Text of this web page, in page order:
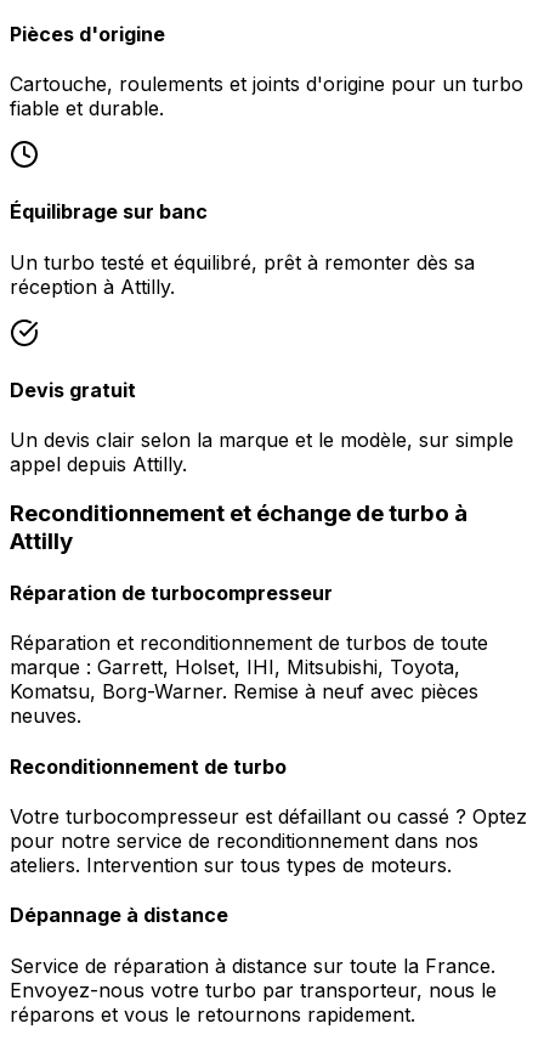
Pièces d'origine
Cartouche, roulements et joints d'origine pour un turbo
fiable et durable.
Équilibrage sur banc
Un turbo testé et équilibré, prêt à remonter dès sa
réception à Attilly.
Devis gratuit
Un devis clair selon la marque et le modèle, sur simple
appel depuis Attilly.
Reconditionnement et échange de turbo à
Attilly
Réparation de turbocompresseur
Réparation et reconditionnement de turbos de toute
marque : Garrett, Holset, IHI, Mitsubishi, Toyota,
Komatsu, Borg-Warner. Remise à neuf avec pièces
neuves.
Reconditionnement de turbo
Votre turbocompresseur est défaillant ou cassé ? Optez
pour notre service de reconditionnement dans nos
ateliers. Intervention sur tous types de moteurs.
Dépannage à distance
Service de réparation à distance sur toute la France.
Envoyez-nous votre turbo par transporteur, nous le
réparons et vous le retournons rapidement.